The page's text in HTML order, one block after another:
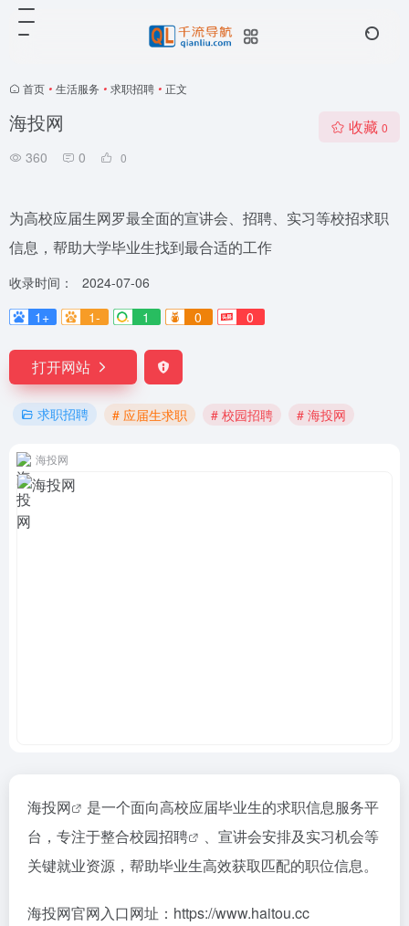
首页 • 生活服务 • 求职招聘 • 正文
海投网
360 0 0
收藏 0
为高校应届生网罗最全面的宣讲会、招聘、实习等校招求职
信息，帮助大学毕业生找到最合适的工作
收录时间：
2024-07-06
1+
1- 1 0 0
打开网站
求职招聘 # 应届生求职 # 校园招聘 # 海投网
海投网
海投网
是一个面向高校应届毕业生的求职信息服务平
台，专注于整合校园招聘
、宣讲会安排及实习机会等
关键就业资源，帮助毕业生高效获取匹配的职位信息。
海投网官网入口网址：https://www.haitou.cc